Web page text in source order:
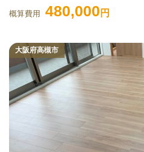
概算費用 480,000 円
大阪府高槻市